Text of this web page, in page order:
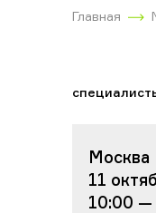
Главная
Москва
11
10:00 —